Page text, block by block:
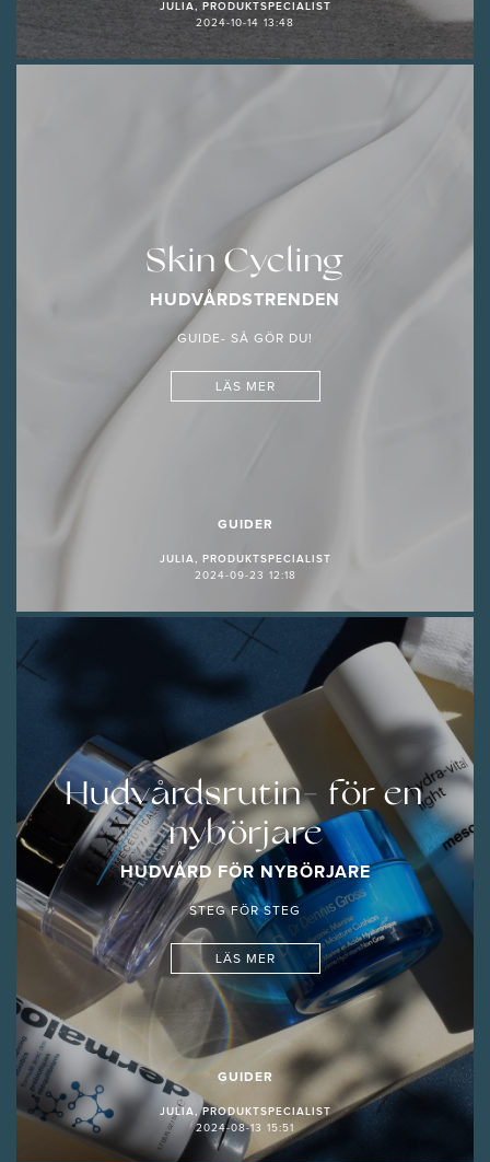
JULIA, PRODUKTSPECIALIST
2024-10-14 13:48
Skin Cycling
HUDVÅRDSTRENDEN
GUIDE- SÅ GÖR DU!
LÄS MER
GUIDER
JULIA, PRODUKTSPECIALIST
2024-09-23 12:18
Hudvårdsrutin- för en
nybörjare
HUDVÅRD FÖR NYBÖRJARE
STEG FÖR STEG
LÄS MER
GUIDER
JULIA, PRODUKTSPECIALIST
2024-08-13 15:51